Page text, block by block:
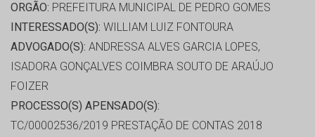
ORGÃO: PREFEITURA MUNICIPAL DE PEDRO GOMES
INTERESSADO(S): WILLIAM LUIZ FONTOURA
ADVOGADO(S): ANDRESSA ALVES GARCIA LOPES,
ISADORA GONÇALVES COIMBRA SOUTO DE ARAÚJO
FOIZER
PROCESSO(S) APENSADO(S):
TC/00002536/2019 PRESTAÇÃO DE CONTAS 2018